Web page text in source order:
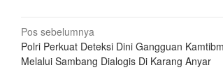
Navigasi
pos
Pos sebelumnya
Polri Perkuat Deteksi Dini Gangguan
Melalui Sambang Dialogis Di Karang Anyar